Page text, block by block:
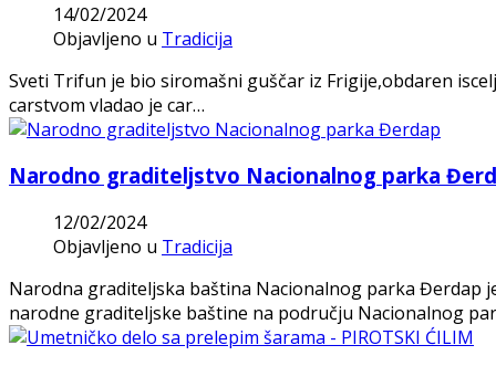
14/02/2024
Objavljeno u Tradicija
Sveti Trifun je bio siromašni guščar iz Frigije,obdaren
carstvom vladao je car…
Narodno graditeljstvo Nacionalnog parka
12/02/2024
Objavljeno u Tradicija
Narodna graditeljska baština Nacionalnog parka Đerdap
narodne graditeljske baštine na području Nacionalnog